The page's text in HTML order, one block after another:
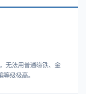
无法用普通磁铁、金
级极高。